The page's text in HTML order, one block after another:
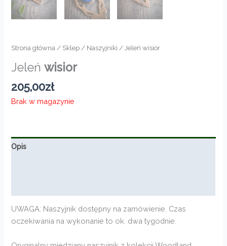
Strona główna / Sklep / Naszyjniki / Jeleń wisior
Jeleńwisior
205,00zł
Brak w magazynie
Opis
UWAGA: Naszyjnik dostępny na zamówienie. Czas
oczekiwania na wykonanie to ok. dwa tygodnie.